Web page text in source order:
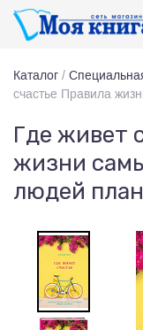
Каталог /
счастье Правила
Где живет
жизни
людей